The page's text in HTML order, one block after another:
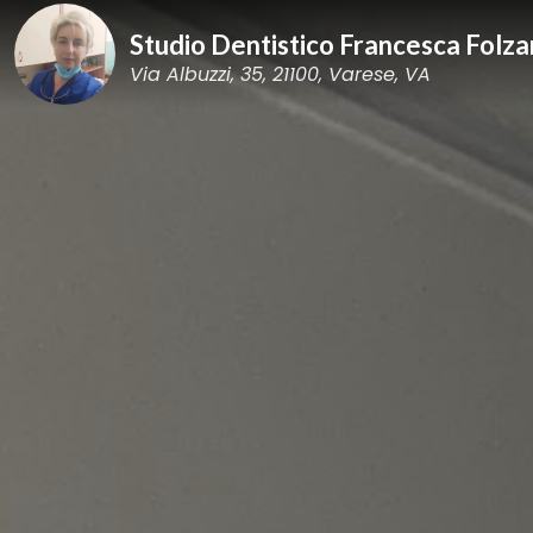
Studio Dentistico Francesca
Via Albuzzi, 35, 21100, Varese, VA